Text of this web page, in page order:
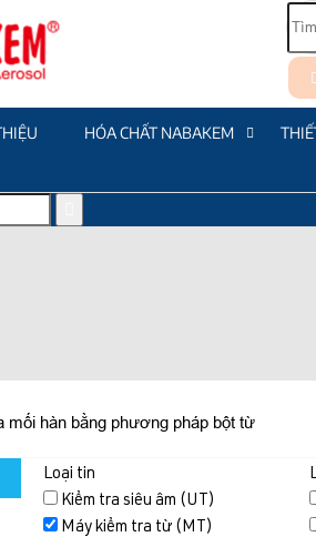
HÓA CHẤT NABAKEM
mối hàn bằng phương pháp bột từ
Loại tin
Kiểm tra siêu âm (UT)
Máy kiểm tra từ (MT)